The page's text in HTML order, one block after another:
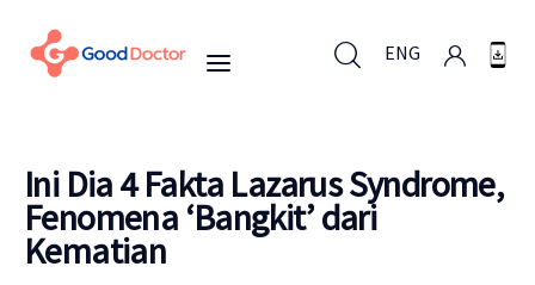
ENG
ENG
Untuk Bisnis
Ini Dia 4 Fakta Lazarus Syndrome,
Fenomena ‘Bangkit’ dari
Kematian